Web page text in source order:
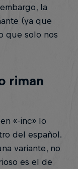
la
(ya que
que solo nos
riman
«-inc» lo
del español.
variante, no
es el de